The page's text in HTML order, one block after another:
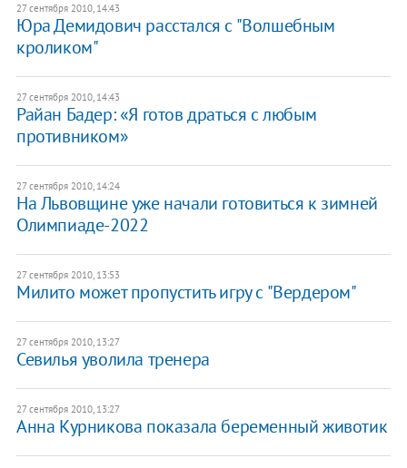
27 сентября 2010, 14:43
Юра Демидович расстался с "Волшебным
кроликом"
27 сентября 2010, 14:43
Райан Бадер: «Я готов драться с любым
противником»
27 сентября 2010, 14:24
На Львовщине уже начали готовиться к зимней
Олимпиаде-2022
27 сентября 2010, 13:53
Милито может пропустить игру с "Вердером"
27 сентября 2010, 13:27
Севилья уволила тренера
27 сентября 2010, 13:27
Анна Курникова показала беременный животик